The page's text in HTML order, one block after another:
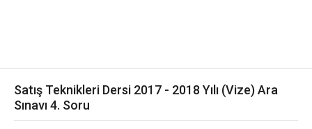
Satış Teknikleri Dersi 2017 - 2018 Yılı (Vize) Ara
Sınavı 4. Soru